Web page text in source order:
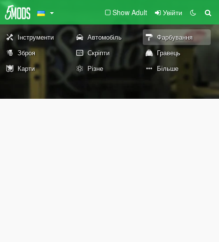
Show Adult Увійти
Інструменти Автомобіль
Фарбування
Зброя
Скріпти
Гравець
Карти
Різне Більше